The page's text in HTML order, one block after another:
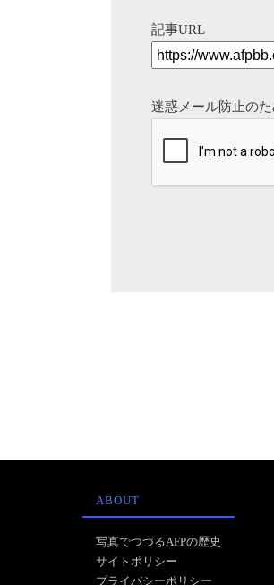
記事URL
迷惑メール防止の
ABOUT
写真でつづるAFPの歴史
サイトポリシー
プライバシーポリシー